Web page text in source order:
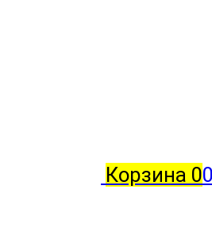
Корзина 0